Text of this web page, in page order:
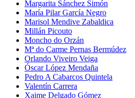
Margarita Sánchez Simón
María Pilar García Negro
Marisol Mendive Zabaldica
Millán Picouto
Moncho do Orzán
Mª do Carme Pernas Bermúdez
Orlando Viveiro Veiga
Óscar López Mendaña
Pedro A Cabarcos Quintela
Valentín Carrera
Xaime Delgado Gómez